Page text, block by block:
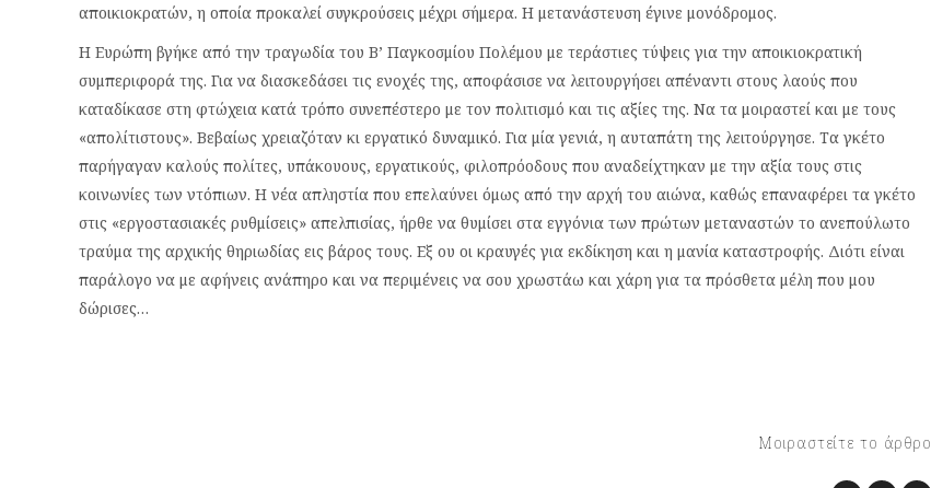
αποικιοκρατών, η οποία προκαλεί συγκρούσεις μέχρι σήμερα. Η μετανάστευση έγινε μονόδρομος.
Η Ευρώπη βγήκε από την τραγωδία του Β’ Παγκοσμίου Πολέμου με τεράστιες τύψεις για την αποικιοκρατική
συμπεριφορά της. Για να διασκεδάσει τις ενοχές της, αποφάσισε να λειτουργήσει απέναντι στους λαούς που
καταδίκασε στη φτώχεια κατά τρόπο συνεπέστερο με τον πολιτισμό και τις αξίες της. Να τα μοιραστεί και με τους
«απολίτιστους». Βεβαίως χρειαζόταν κι εργατικό δυναμικό. Για μία γενιά, η αυταπάτη της λειτούργησε. Τα γκέτο
παρήγαγαν καλούς πολίτες, υπάκουους, εργατικούς, φιλοπρόοδους που αναδείχτηκαν με την αξία τους στις
κοινωνίες των ντόπιων. Η νέα απληστία που επελαύνει όμως από την αρχή του αιώνα, καθώς επαναφέρει τα γκέτο
στις «εργοστασιακές ρυθμίσεις» απελπισίας, ήρθε να θυμίσει στα εγγόνια των πρώτων μεταναστών το ανεπούλωτο
τραύμα της αρχικής θηριωδίας εις βάρος τους. Εξ ου οι κραυγές για εκδίκηση και η μανία καταστροφής. Διότι είναι
παράλογο να με αφήνεις ανάπηρο και να περιμένεις να σου χρωστάω και χάρη για τα πρόσθετα μέλη που μου
δώρισες…
Μοιραστείτε το άρθρο